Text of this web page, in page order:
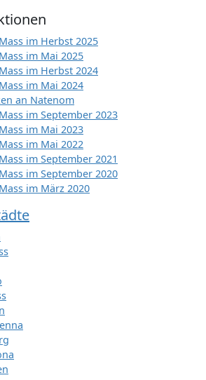
im Herbst 2025
im Mai 2025
im Herbst 2024
im Mai 2024
an Natenom
im September 2023
im Mai 2023
im Mai 2022
im September 2021
im September 2020
im März 2020